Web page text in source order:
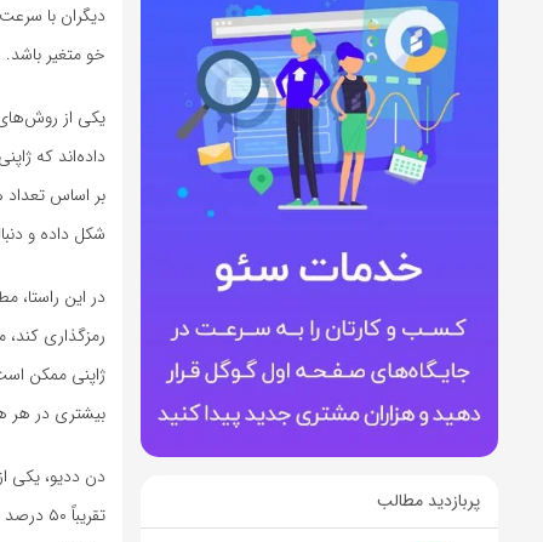
پربازدید مطالب
دیگران با
خو متغیر باشد.
یکی از روش‌های
داده‌اند که
شکل داده و
در این
رمزگذاری
ژاپنی ممکن
بیشتری در هر
دن ددیو، یکی